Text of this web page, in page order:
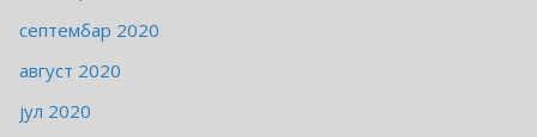
септембар 2020
август 2020
јул 2020